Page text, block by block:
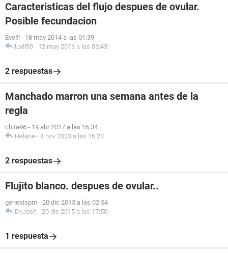
Caracteristicas del flujo despues de ovular.
Posible fecundacion
Eve!!! - 18 may 2014 a las 01:39
luxli90 - 12 may 2016 a las 06:43
2 respuestas
Manchado marron una semana antes de la
regla
chita96 - 19 abr 2017 a las 16:34
Helene - 4 nov 2023 a las 16:23
2 respuestas
Flujito blanco. despues de ovular..
genesispm - 20 dic 2015 a las 02:54
Dr.Josh - 20 dic 2015 a las 17:50
1 respuesta